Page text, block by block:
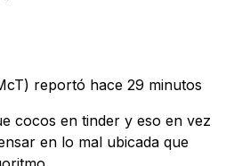
reportó hace 29 minutos
cocos en tinder y eso en vez
en lo mal ubicada que